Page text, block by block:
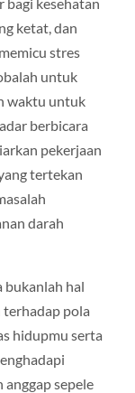
ketat, dan
stres
untuk
waktu untuk
berbicara
pekerjaan
tertekan
darah
bukanlah hal
pola
hidupmu serta
anggap sepele